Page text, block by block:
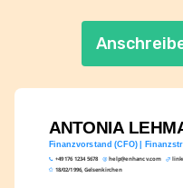
ANTONIA
Finanzvorstand (CFO) |
+49 176 1234 5678 help@enhancv.com
18/02/1996, Gelsenkirchen
zum Erfolg führen. Darüber hinaus sollten Sie Ihre
Führungsqualitäten und
wertvoller Partner für